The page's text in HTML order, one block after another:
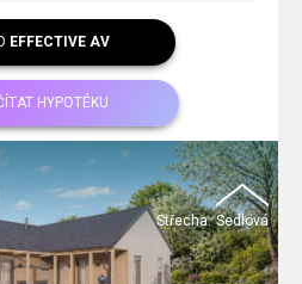
EFFECTIVE AV
HYPOTÉKU
Střecha: Sedlová